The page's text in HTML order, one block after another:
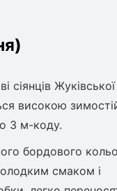
сіянців
високою
3 м-коду.
бордового
смаком і